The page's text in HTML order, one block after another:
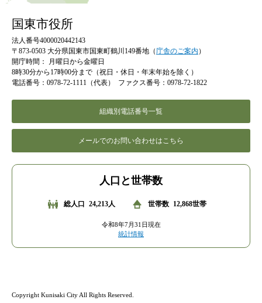
国東市役所
法人番号4000020442143
〒873-0503 大分県国東市国東町鶴川149番地（庁舎のご案内 ）
開庁時間：
月曜日から金曜日
8時30分から17時00分まで（祝日・休日・年末年始を除く）
電話番号：0978-72-1111（代表）
ファクス番号：0978-72-1822
組織別電話番号一覧
メールでのお問い合わせはこちら
人口と世帯数
総人口 24,213人 世帯数 12,868世帯
令和8年7月31日現在
統計情報
Copyright Kunisaki City All Rights Reserved.